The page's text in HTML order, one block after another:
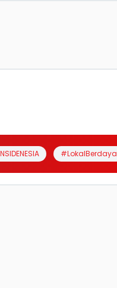
#LokalBerdaya